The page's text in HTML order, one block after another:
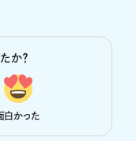
か？
白かった